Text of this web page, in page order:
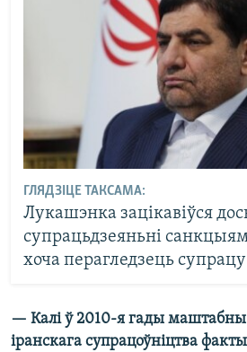
ГЛЯДЗІЦЕ ТАКСАМА:
Лукашэнка зацікавіўся
супрацьдзеяньні
хоча перагледзець супрацу
— Калі ў 2010-я гады маштабны
іранскага супрацоўніцтва